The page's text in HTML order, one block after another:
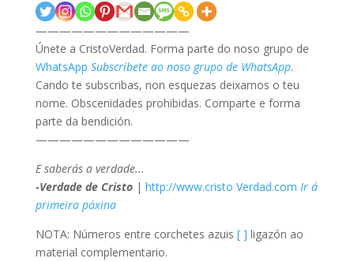
—————————————
Únete a CristoVerdad. Forma parte do noso grupo de
WhatsApp Subscríbete ao noso grupo de WhatsApp.
Cando te subscribas, non esquezas deixarnos o teu
nome. Obscenidades prohibidas. Comparte e forma
parte da bendición.
—————————————
E saberás a verdade...
-Verdade de Cristo | http://www.cristo Verdad.com Ir á
primeira páxina
NOTA: Números entre corchetes azuis [ ] ligazón ao
material complementario.